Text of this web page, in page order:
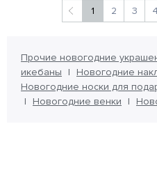
1 2 3 4
Прочие новогодние
икебаны
Новогодние
Новогодние носки для
Новогодние венки